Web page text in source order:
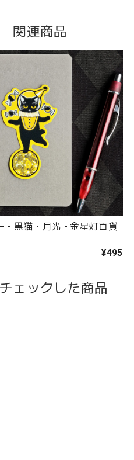
関連商品
- 黒猫・月光 - 金星灯百貨
¥495
ェックした商品